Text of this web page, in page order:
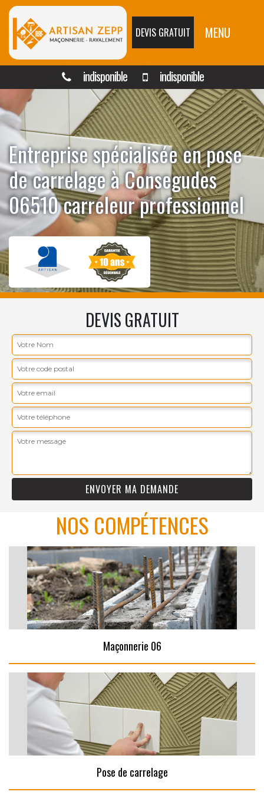
DEVIS GRATUIT MENU
indisponible indisponible
Entreprise spécialisée en pose
de carrelage à Consegudes
06510 carreleur professionnel
DEVIS GRATUIT
NOS COMPÉTENCES
Maçonnerie 06
Pose de carrelage